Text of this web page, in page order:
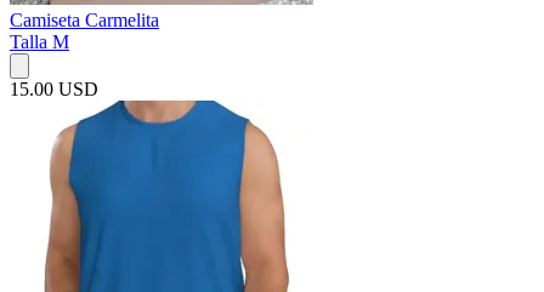
Camiseta Carmelita
Talla M
15.00 USD